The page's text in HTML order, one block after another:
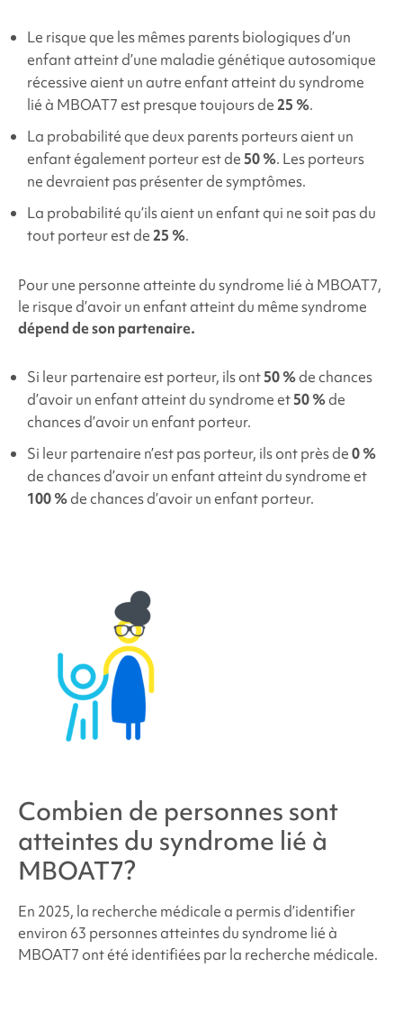
Le risque que les mêmes parents biologiques d’un
enfant atteint d’une maladie génétique autosomique
récessive aient un autre enfant atteint dusyndrome
lié à MBOAT7 est presque toujours de25 %.
La probabilité que deux parents porteurs aient un
enfant également porteur est de 50 %. Les porteurs
ne devraient pas présenter de symptômes.
La probabilité qu’ils aient un enfant qui ne soit pas du
tout porteur est de25 %.
Pour une personne atteinte dusyndrome lié à MBOAT7,
le risque d’avoir un enfant atteint du même syndrome
dépend de son partenaire.
Si leur partenaire est porteur, ils ont50 %de chances
d’avoir un enfant atteint du syndrome et50 %de
chances d’avoir un enfant porteur.
Si leur partenaire n’est pas porteur, ils ont près de0 %
de chances d’avoir un enfant atteint du syndrome et
100 %de chances d’avoir un enfant porteur.
Combien de personnes sont
atteintes du syndrome lié à
MBOAT7?
En 2025, la recherche médicale a permis d’identifier
environ 63 personnes atteintes du syndrome lié à
MBOAT7 ont été identifiées par la recherche médicale.